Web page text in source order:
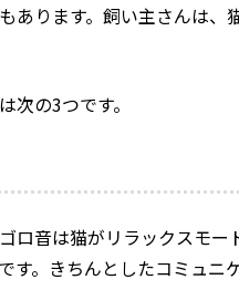
あります。飼い主さんは
次の3つです。
ロ音は猫がリラックスモ
す。きちんとしたコミュニ